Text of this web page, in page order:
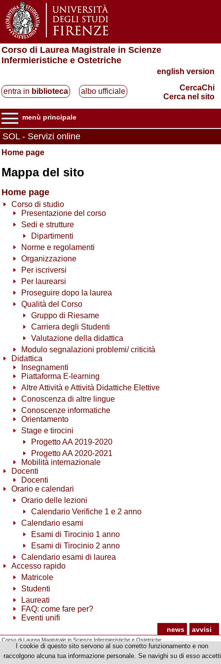
Corso di Laurea Magistrale in Scienze
Infermieristiche e Ostetriche
english version
entra in biblioteca albo ufficiale
CercaChi
Cerca nel sito
menù principale
SOL - Servizi online
Home page
Mappa del sito
Home page
Corso di studio
Presentazione del corso
Sedi e strutture
Dipartimenti
Norme e regolamenti
Organizzazione
Per iscriversi
Per laurearsi
Proseguire dopo la laurea
Qualità del Corso
Gruppo di Riesame
Carriera degli Studenti
Valutazione della didattica
Modulo segnalazioni problemi/ criticità
Didattica
Insegnamenti
Piattaforma E-learning
Altre Attività e Attività Didattiche Elettive
Conoscenza di altre lingue
Conoscenze informatiche
Orientamento
Stage e tirocini
Progetto AA 2019-2020
Progetto AA 2020-2021
Mobilità internazionale
Docenti
Docenti
Orario e calendari
Orario delle lezioni
Calendario Verifiche 1 e 2 anno
Calendario esami
Esami di Tirocinio 1 anno
Esami di Tirocinio 2 anno
Calendario esami di laurea
Accesso rapido
Matricole
Studenti
Laureati
FAQ: come fare per?
Eventi unifi
news avvisi
Corso di Laurea Magistrale in Scienze Infermieristiche e Ostetriche
© Copyright 2012-2026 Università degli Studi di Firenze - p.iva | cod.fiscale 01279680480
I cookie di questo sito servono al suo corretto funzionamento e non
raccolgono alcuna tua informazione personale. Se navighi su di esso accetti